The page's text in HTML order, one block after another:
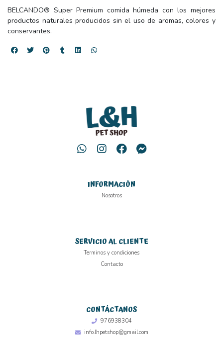
BELCANDO® Super Premium comida húmeda con los mejores
productos naturales producidos sin el uso de aromas, colores y
conservantes.
INFORMACIÓN
Nosotros
SERVICIO AL CLIENTE
Terminos y condiciones
Contacto
CONTÁCTANOS
976938304
info.lhpetshop@gmail.com